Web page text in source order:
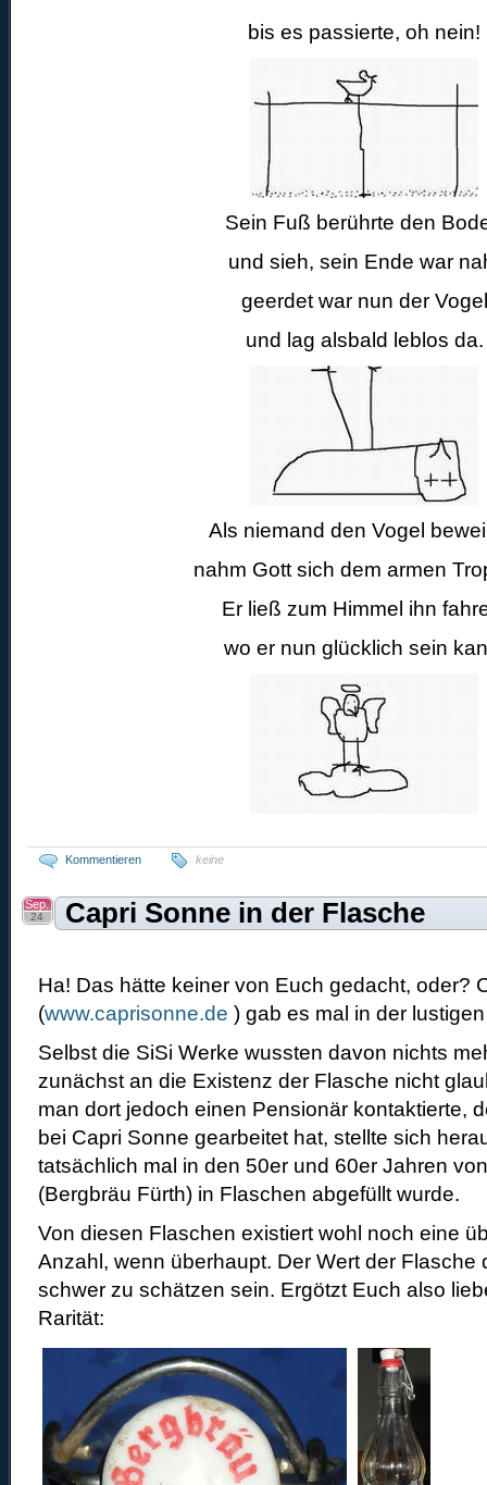
bis es passierte, oh nein!
Sein Fuß berührte den
und sieh, sein Ende war
geerdet war nun der Vogel
und lag alsbald leblos da.
Als niemand den Vogel
nahm Gott sich dem armen
Er ließ zum Himmel ihn
wo er nun glücklich sein
Kommentieren keine
Capri Sonne in der Flasche
Sep.
24
Ha! Das hätte keiner von Euch gedacht, oder?
(www.caprisonne.de ) gab es mal in der
Selbst die SiSi Werke wussten davon nichts
zunächst an die Existenz der Flasche nicht
man dort jedoch einen Pensionär kontaktierte,
bei Capri Sonne gearbeitet hat, stellte sich
tatsächlich mal in den 50er und 60er Jahren
(Bergbräu Fürth) in Flaschen abgefüllt wurde.
Von diesen Flaschen existiert wohl noch eine
Anzahl, wenn überhaupt. Der Wert der Flasche
schwer zu schätzen sein. Ergötzt Euch also
Rarität: